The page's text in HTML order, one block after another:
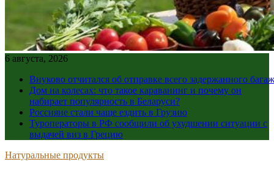
6 августа, 2026
Внуково отчитался об отправке всего задержанного
Дом на колесах: что такое караванинг и почему он
набирает популярность в Беларуси?
Россияне стали чаще ездить в Грузию
Туроператоры в РФ сообщили об ухудшении ситуации с
выдачей виз в Грецию
Натуральные продукты